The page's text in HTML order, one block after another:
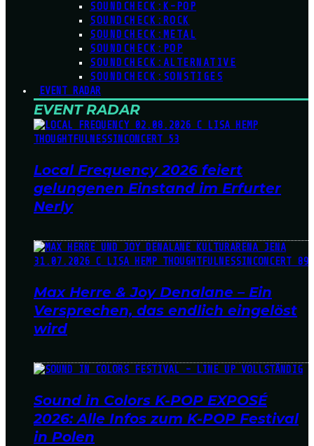
SOUNDCHECK:K-POP
SOUNDCHECK:ROCK
SOUNDCHECK:METAL
SOUNDCHECK:POP
SOUNDCHECK:ALTERNATIVE
SOUNDCHECK:SONSTIGES
EVENT RADAR
EVENT RADAR
Local Frequency 2026 feiert
gelungenen Einstand im Erfurter
Nerly
Max Herre & Joy Denalane – Ein
Versprechen, das endlich eingelöst
wird
Sound in Colors K-POP EXPOSÉ
2026: Alle Infos zum K-POP Festival
in Polen